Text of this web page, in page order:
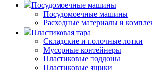
Посудомоечные машины
Посудомоечные машины
Расходные материалы и
Пластиковая тара
Складские и полочные лотки
Мусорные контейнеры
Пластиковые поддоны
Пластиковые ящики